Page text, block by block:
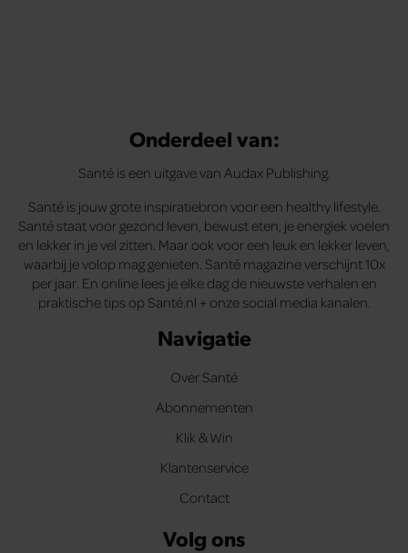
Onderdeel van:
Santé is een uitgave van Audax Publishing.
Santé is jouw grote inspiratiebron voor een healthy lifestyle.
Santé staat voor gezond leven, bewust eten, je energiek voelen
en lekker in je vel zitten. Maar ook voor een leuk en lekker leven,
waarbij je volop mag genieten. Santé magazine verschijnt 10x
per jaar. En online lees je elke dag de nieuwste verhalen en
praktische tips op Santé.nl + onze social media kanalen.
Navigatie
Over Santé
Abonnementen
Klik & Win
Klantenservice
Contact
Volg ons